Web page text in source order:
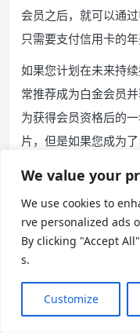
We value your
We use cookies to
rve personalized ads
By clicking "Accept
s.
Customize
会员之后，就可以通过
只需要支付信用卡的年
如果您计划在未来持
常推荐成为白金会员
为获得会员资格后的
片，但是如果您成为
FC 修行之前就申请包
白金会员之后，再申
ANA 里程 ANA 里
ANA 高级积分